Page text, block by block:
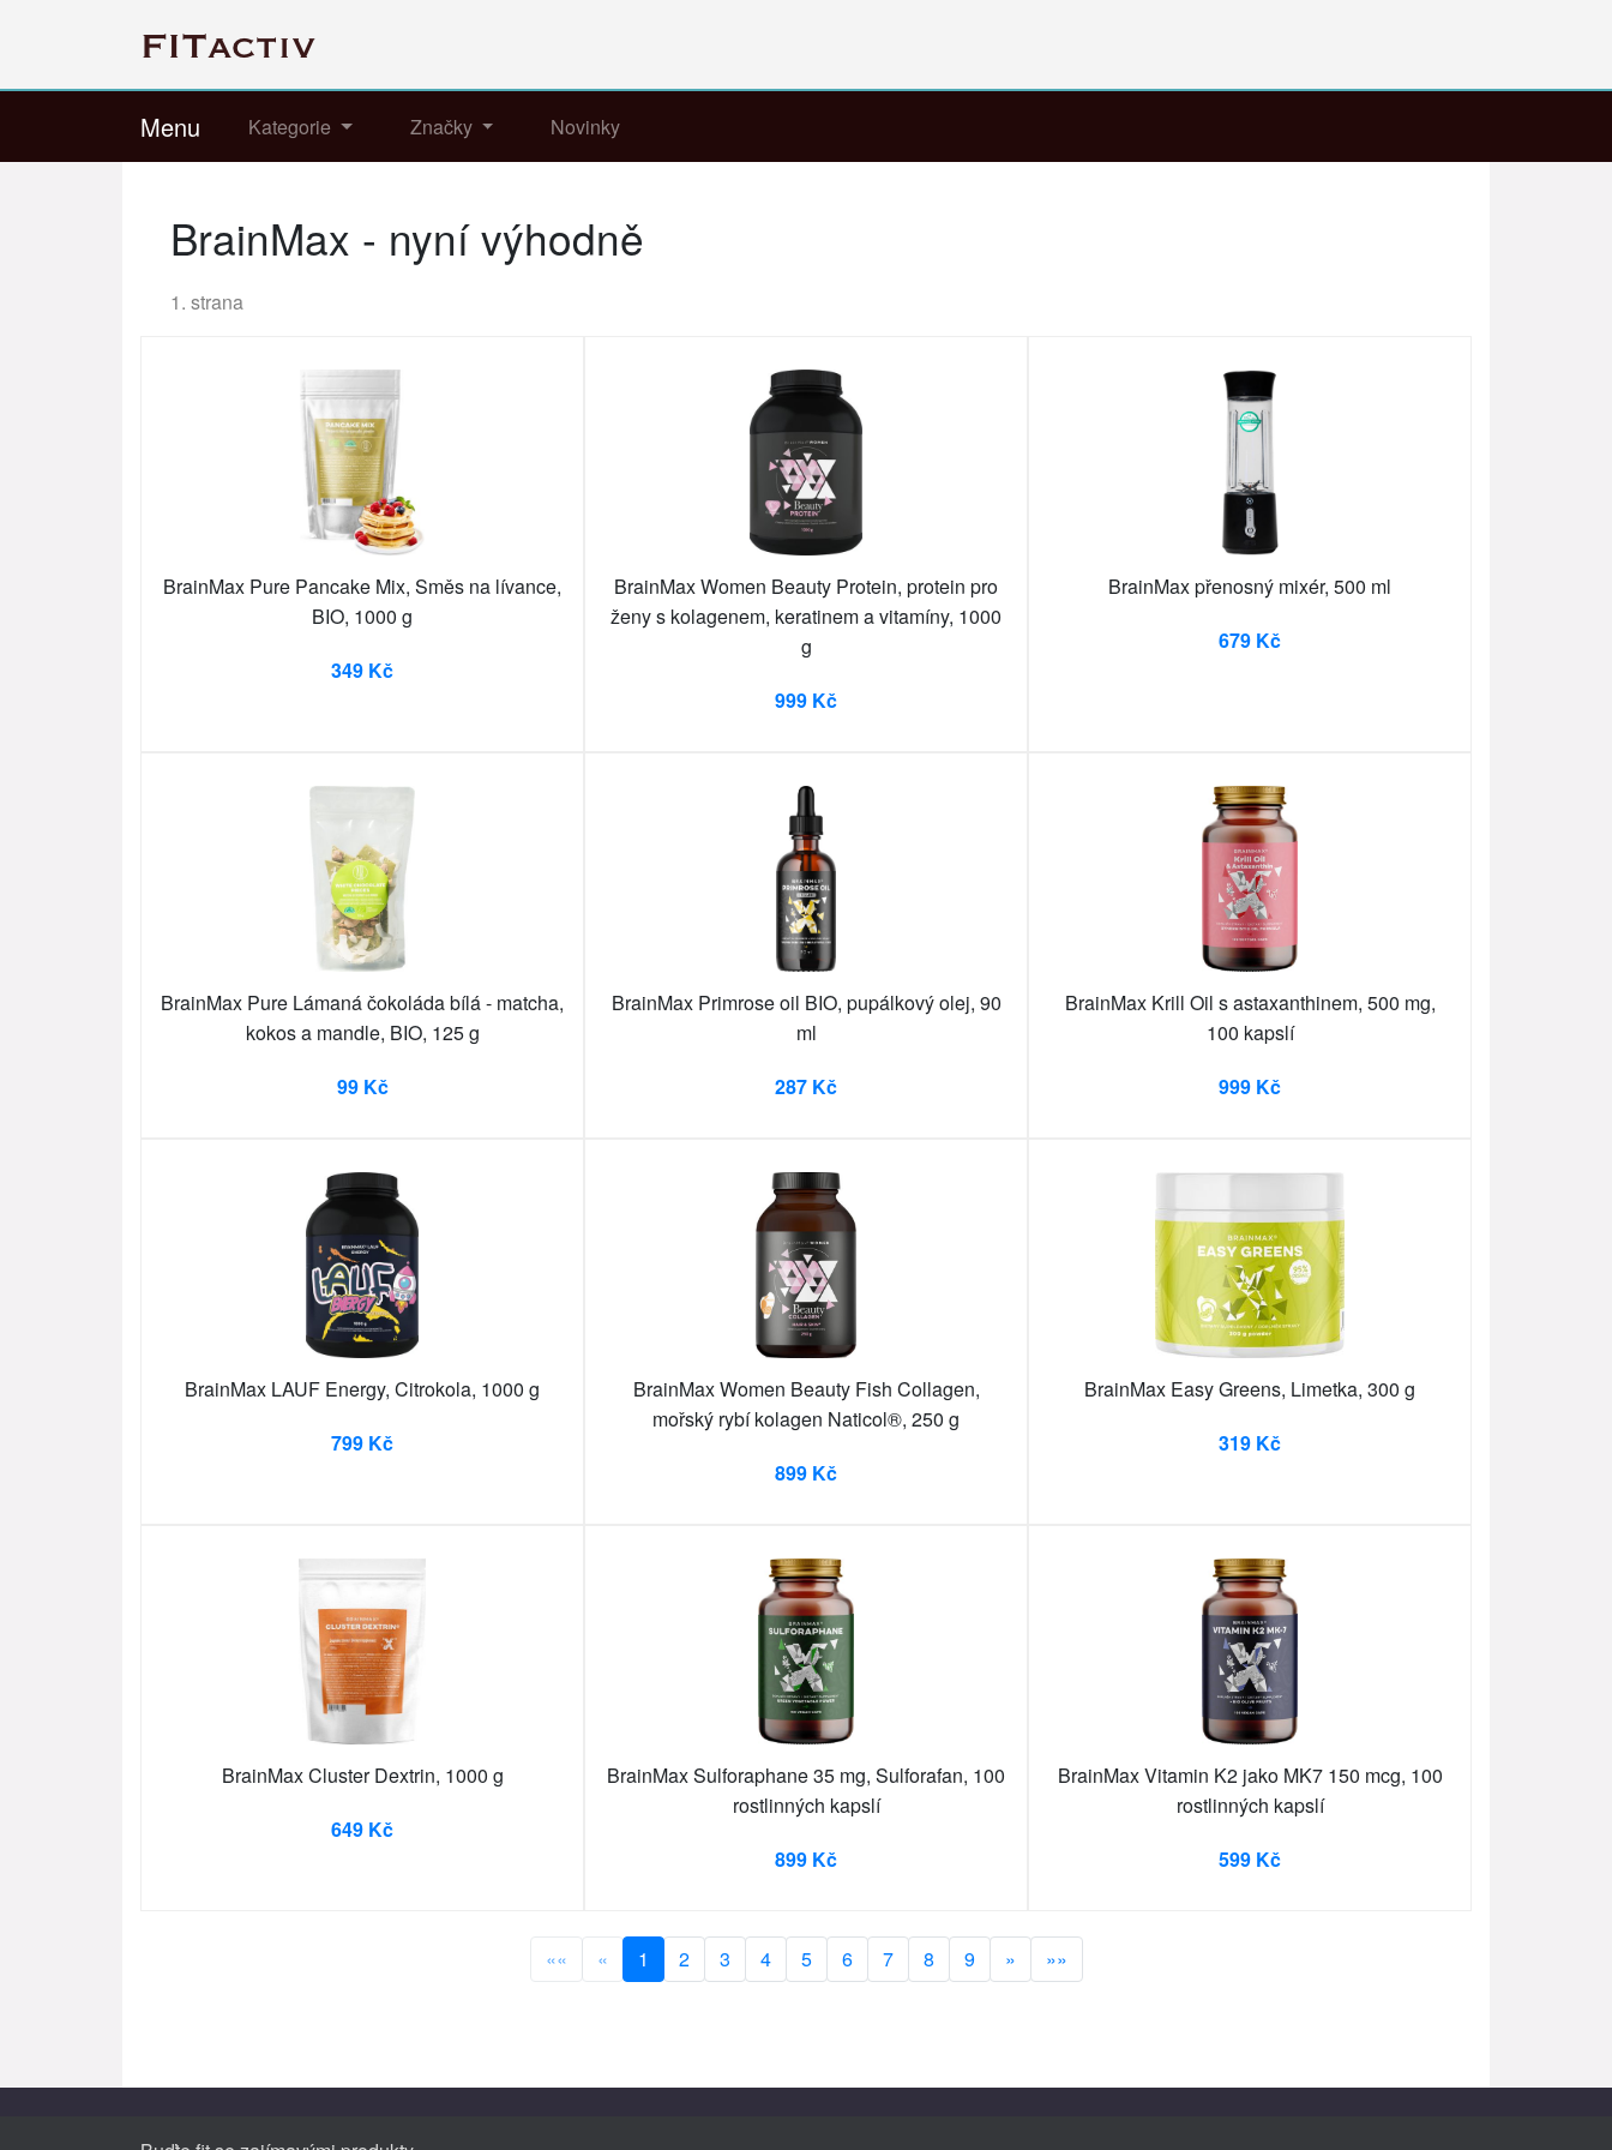
Menu Kategorie Značky Novinky
BrainMax - nyní výhodně
1. strana
BrainMax Pure Pancake Mix, Směs na lívance,
BIO, 1000 g
349 Kč
BrainMax Women Beauty Protein, protein pro
ženy s kolagenem, keratinem a vitamíny, 1000
g
999 Kč
BrainMax přenosný mixér, 500 ml
679 Kč
BrainMax Pure Lámaná čokoláda bílá - matcha,
kokos a mandle, BIO, 125 g
99 Kč
BrainMax Primrose oil BIO, pupálkový olej, 90
ml
287 Kč
BrainMax Krill Oil s astaxanthinem, 500 mg,
100 kapslí
999 Kč
BrainMax LAUF Energy, Citrokola, 1000 g
799 Kč
BrainMax Women Beauty Fish Collagen,
mořský rybí kolagen Naticol®, 250 g
899 Kč
BrainMax Easy Greens, Limetka, 300 g
319 Kč
BrainMax Cluster Dextrin, 1000 g
649 Kč
BrainMax Sulforaphane 35 mg, Sulforafan, 100
rostlinných kapslí
899 Kč
BrainMax Vitamin K2 jako MK7 150 mcg, 100
rostlinných kapslí
599 Kč
«« « 1 2 3 4 5 6 7 8 9 » »»